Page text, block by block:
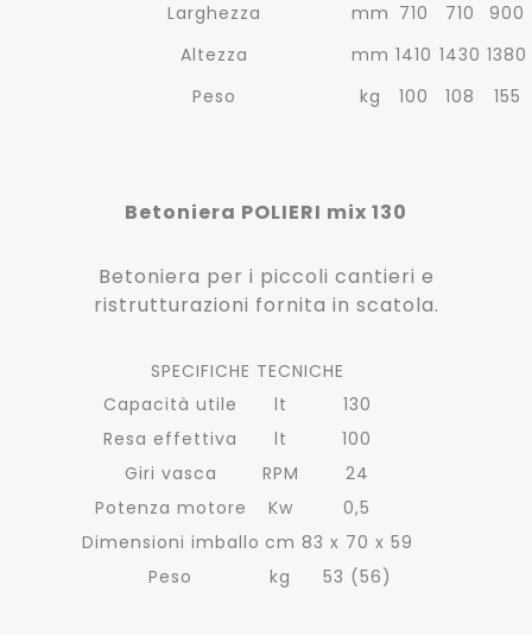
Larghezza
mm 710 710
900
Altezza
mm 1410 1430 1380
Peso
kg 100 108 155
Betoniera POLIERI mix 130
Betoniera per i piccoli cantieri e
ristrutturazioni fornita in scatola.
SPECIFICHE TECNICHE
Capacità utile
lt
130
Resa effettiva
lt
100
Giri vasca
RPM
24
Potenza motore
Kw
0,5
Dimensioni imballo cm 83 x 70 x 59
Peso
kg 53 (56)